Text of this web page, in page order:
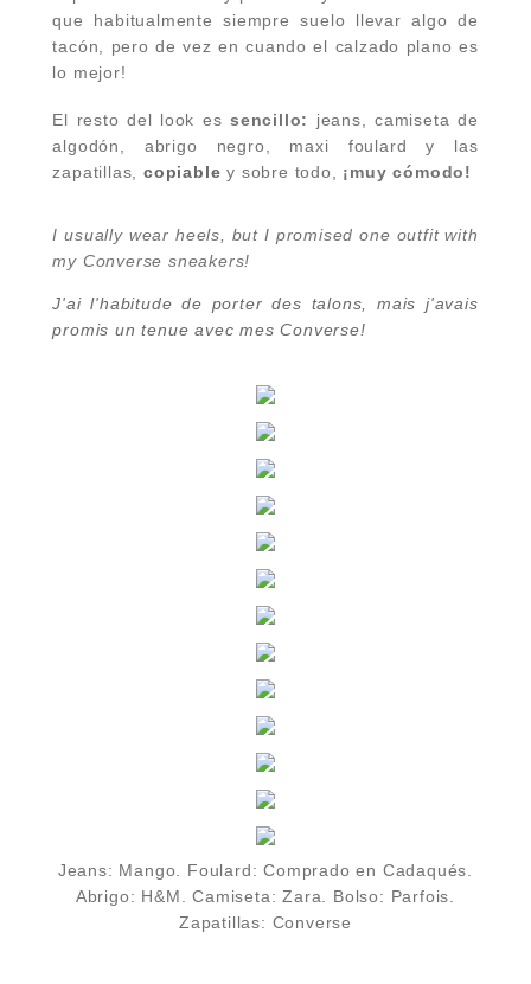
que habitualmente siempre suelo llevar algo de
tacón, pero de vez en cuando el calzado plano es
lo mejor!
El resto del look es sencillo:
jeans, camiseta de
algodón, abrigo negro, maxi foulard y las
zapatillas, copiable y sobre todo, ¡muy cómodo!
I usually wear heels, but I promised one outfit with
my Converse sneakers!
J'ai l'habitude de porter des talons, mais j'avais
promis un tenue avec mes Converse!
Jeans: Mango. Foulard: Comprado en Cadaqués.
Abrigo: H&M. Camiseta: Zara. Bolso: Parfois.
Zapatillas: Converse